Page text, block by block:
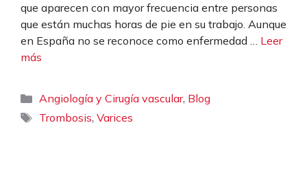
que aparecen con mayor frecuencia entre personas
que están muchas horas de pie en su trabajo. Aunque
en España no se reconoce como enfermedad … Leer
más
Categorías
Angiología y Cirugía vascular, Blog
Etiquetas
Trombosis,Varices